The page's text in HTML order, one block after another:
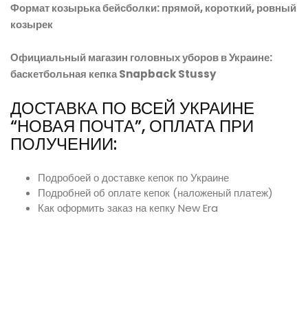
Формат козырька бейсболки: прямой, короткий, ровный
козырек
Официальный магазин головных уборов в Украине:
баскетбольная кепка Snapback Stussy
ДОСТАВКА ПО ВСЕЙ УКРАИНЕ
“НОВАЯ ПОЧТА”, ОПЛАТА ПРИ
ПОЛУЧЕНИИ:
Подробоей о доставке кепок по Украине
Подробней об оплате кепок (наложеный платеж)
Как оформить заказ на кепку New Era